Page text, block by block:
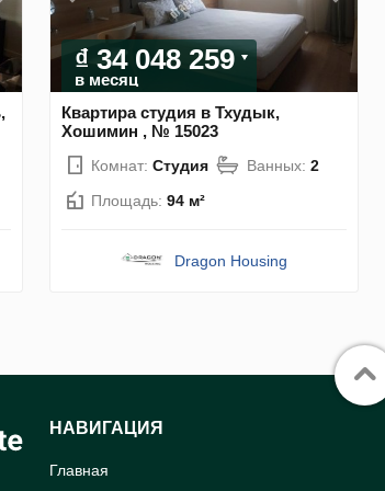
₫ 34 048 259
в месяц
Квартира студия в Тхудык,
Хошимин , № 15023
Комнат: Студия Ванных: 2
Площадь: 94 м²
Dragon Housing
НАВИГАЦИЯ
Главная